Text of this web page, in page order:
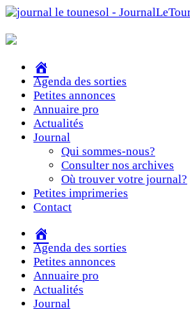
Agenda des sorties
Petites annonces
Annuaire pro
Actualités
Journal
Qui sommes-nous?
Consulter nos archives
Où trouver votre journal?
Petites imprimeries
Contact
Agenda des sorties
Petites annonces
Annuaire pro
Actualités
Journal